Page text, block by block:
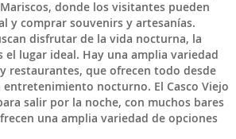
donde los visitantes pueden
y comprar souvenirs y artesanías.
disfrutar de la vida nocturna, la
el lugar ideal. Hay una amplia variedad
restaurantes, que ofrecen todo desde
entretenimiento nocturno. El Casco Viejo
salir por la noche, con muchos bares
una amplia variedad de opciones